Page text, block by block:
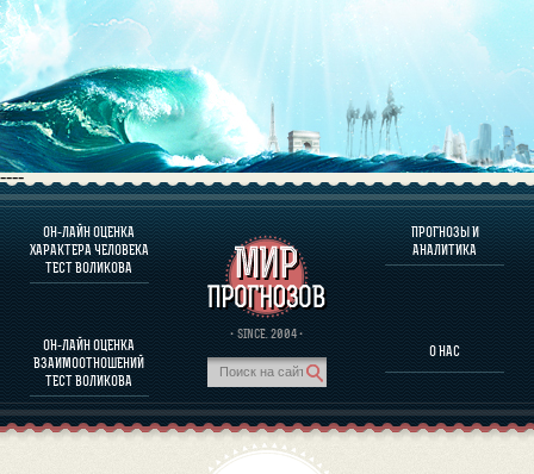
----
ОН-ЛАЙН ОЦЕНКА
ХАРАКТЕРА ЧЕЛОВЕКА
ТЕСТ ВОЛИКОВА
ОН-ЛАЙН ОЦЕНКА
ВЗАИМООТНОШЕНИЙ
ТЕСТ ВОЛИКОВА
· SINCE. 2004 ·
ПРОГНОЗЫ И
АНАЛИТИКА
О НАС
О ПРОГРАММЕ
ОЦЕНКА ХАРАКТЕРA ЧЕЛОВЕКА
ОЦЕНКА ХАРАКТЕРА ВЫДАЮЩИХСЯ ЛИЧНОСТЕЙ
О ПРОГРАММЕ
ПРОГНОЗЫ И АНАЛИТИКА